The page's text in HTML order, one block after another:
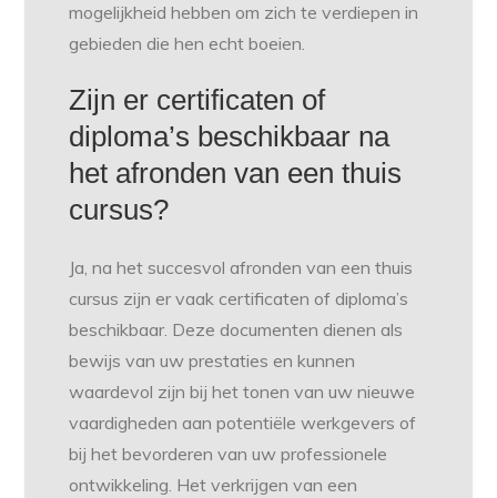
mogelijkheid hebben om zich te verdiepen in
gebieden die hen echt boeien.
Zijn er certificaten of
diploma’s beschikbaar na
het afronden van een thuis
cursus?
Ja, na het succesvol afronden van een thuis
cursus zijn er vaak certificaten of diploma’s
beschikbaar. Deze documenten dienen als
bewijs van uw prestaties en kunnen
waardevol zijn bij het tonen van uw nieuwe
vaardigheden aan potentiële werkgevers of
bij het bevorderen van uw professionele
ontwikkeling. Het verkrijgen van een